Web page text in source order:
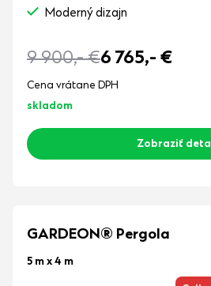
Moderný dizajn
9 900,-€6 765,- €
Cena vrátane DPH
skladom
Zobraziť
GARDEON® Pergola
5 m x 4 m